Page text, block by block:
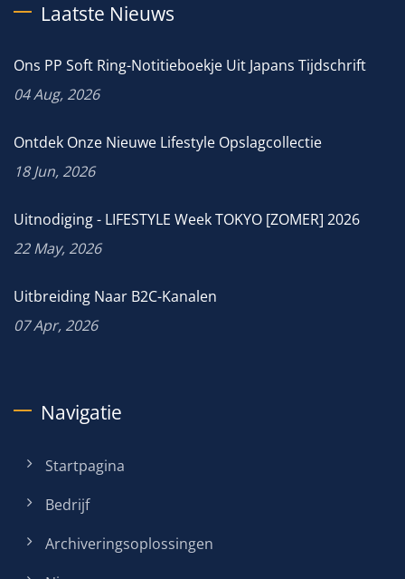
Laatste Nieuws
Ons PP Soft Ring-Notitieboekje Uit Japans Tijdschrift
04 Aug, 2026
Ontdek Onze Nieuwe Lifestyle Opslagcollectie
18 Jun, 2026
Uitnodiging - LIFESTYLE Week TOKYO [ZOMER] 2026
22 May, 2026
Uitbreiding Naar B2C-Kanalen
07 Apr, 2026
Navigatie
Startpagina
Bedrijf
Archiveringsoplossingen